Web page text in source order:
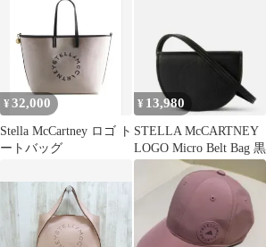
¥32,000
Stella McCartney ロゴ ト
ートバッグ
¥ 13,980
STELLA McCARTNEY
LOGO Micro Belt Bag 黒